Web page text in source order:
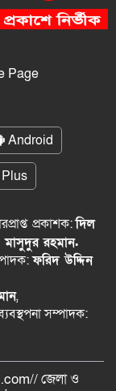
Page
Android
প্রকাশক:দিল
রহমান.
ফরিদ উদ্দিন
,
সম্পাদক:
জেলা ও